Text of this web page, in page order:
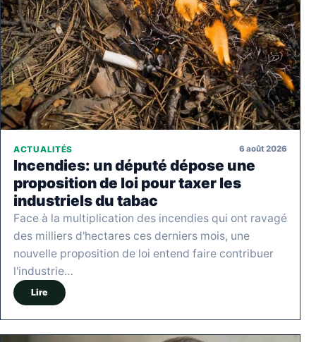
ACTUALITÉS 6 août 2026
Incendies: un député dépose une
proposition de loi pour taxer les
industriels du tabac
Face à la multiplication des incendies qui ont ravagé
des milliers d'hectares ces derniers mois, une
nouvelle proposition de loi entend faire contribuer
l'industrie…
Lire